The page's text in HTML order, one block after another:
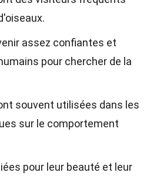
assez confiantes et
pour chercher de la
souvent utilisées dans les
sur le comportement
pour leur beauté et leur